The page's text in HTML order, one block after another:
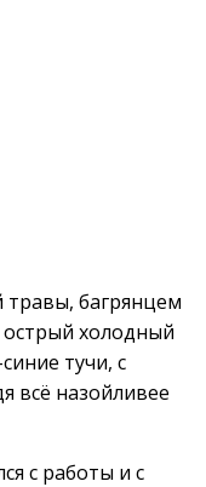
багрянцем
острый холодный
тучи, с
всё назойливее
с работы и с